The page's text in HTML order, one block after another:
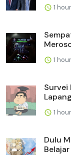
1
1
Survei
1
Dulu